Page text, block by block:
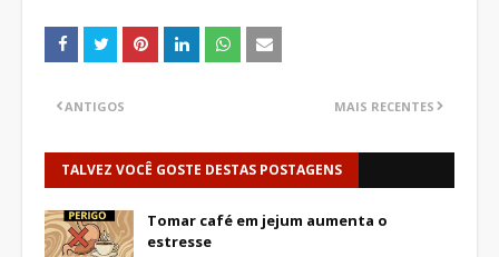
MAIS RECENTES
ANTIGOS
TALVEZ VOCÊ GOSTE DESTAS POSTAGENS
Tomar café em jejum aumenta o
estresse